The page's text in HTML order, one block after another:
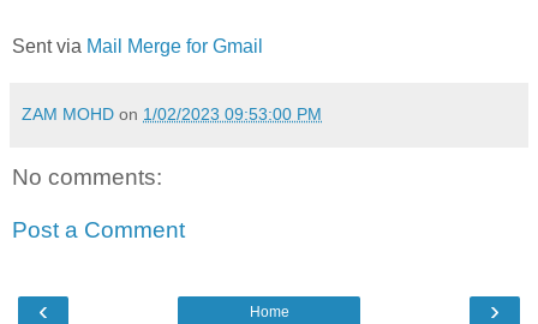
Sent via Mail Merge for Gmail
ZAM MOHD on 1/02/2023 09:53:00 PM
No comments:
Post a Comment
‹ ›
Home